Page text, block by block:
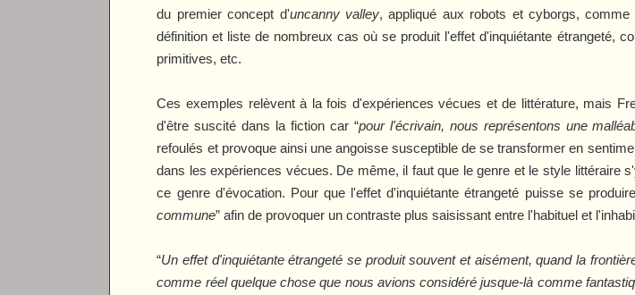
du premier concept d'uncanny valley, appliqué aux robots et cyborgs,
définition et liste de nombreux cas où se produit l'effet d'inquiétante étrangeté,
primitives, etc.
Ces exemples relèvent à la fois d'expériences vécues et de littérature, mais
d'être suscité dans la fiction car “pour l'écrivain, nous représentons une
refoulés et provoque ainsi une angoisse susceptible de se transformer en
dans les expériences vécues. De même, il faut que le genre et le style littéraire
ce genre d'évocation. Pour que l'effet d'inquiétante étrangeté puisse se
commune” afin de provoquer un contraste plus saisissant entre l'habituel et
“Un effet d'inquiétante étrangeté se produit souvent et aisément, quand la
comme réel quelque chose que nous avions considéré jusque-là comme